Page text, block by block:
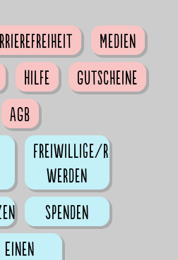
Medien
Hilfe
Gutscheine
AGB
Freiwillige/r
werden
Spenden
Einen